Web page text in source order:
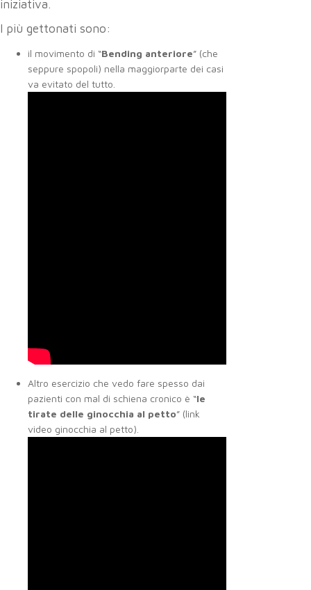
iniziativa.
I più gettonati sono:
il movimento di “Bending anteriore” (che
seppure spopoli) nella maggiorparte dei casi
va evitato del tutto.
Altro esercizio che vedo fare spesso dai
pazienti con mal di schiena cronico è “le
tirate delle ginocchia al petto” (link
video ginocchia al petto).